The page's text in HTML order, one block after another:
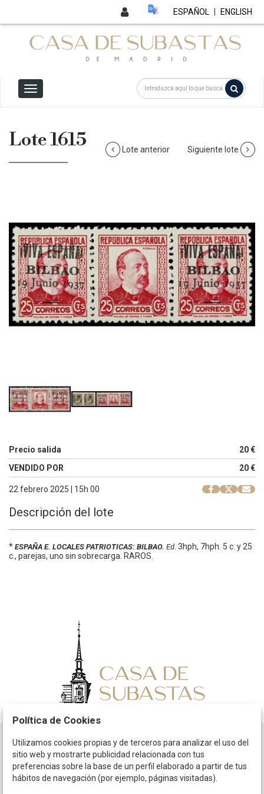
ESPAÑOL ENGLISH
Lote 1615 Lote anterior Siguiente lote
Precio salida
20 €
VENDIDO POR
20 €
22 febrero 2025 | 15h 00
Descripción del lote
* ESPAÑA E. LOCALES PATRIOTICAS: BILBAO. Ed. 3hph, 7hph. 5 c. y 25
c., parejas, uno sin sobrecarga. RAROS.
Horario
La empresa
Términos y condiciones
Política de Cookies
Utilizamos cookies propias y de terceros para analizar el uso del
sitio web y mostrarte publicidad relacionada con tus
preferencias sobre la base de un perfil elaborado a partir de tus
hábitos de navegación (por ejemplo, páginas visitadas).